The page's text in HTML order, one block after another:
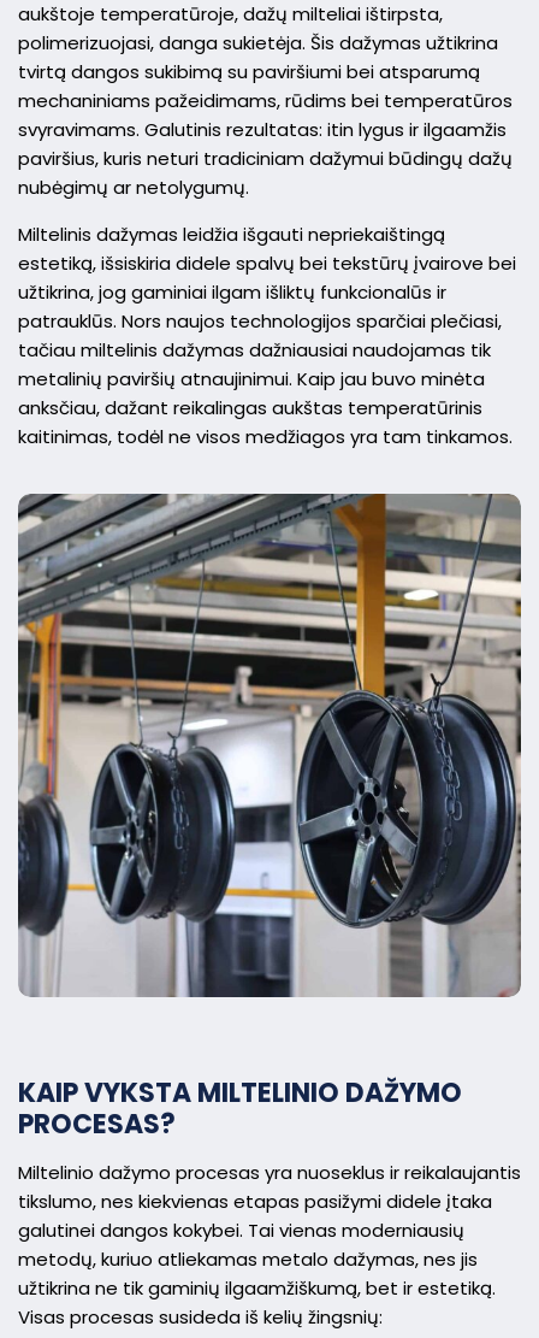
aukštoje temperatūroje, dažų milteliai ištirpsta,
polimerizuojasi, danga sukietėja. Šis dažymas užtikrina
tvirtą dangos sukibimą su paviršiumi bei atsparumą
mechaniniams pažeidimams, rūdims bei temperatūros
svyravimams. Galutinis rezultatas: itin lygus ir ilgaamžis
paviršius, kuris neturi tradiciniam dažymui būdingų dažų
nubėgimų ar netolygumų.
Miltelinis dažymas leidžia išgauti nepriekaištingą
estetiką, išsiskiria didele spalvų bei tekstūrų įvairove bei
užtikrina, jog gaminiai ilgam išliktų funkcionalūs ir
patrauklūs. Nors naujos technologijos sparčiai plečiasi,
tačiau miltelinis dažymas dažniausiai naudojamas tik
metalinių paviršių atnaujinimui. Kaip jau buvo minėta
anksčiau, dažant reikalingas aukštas temperatūrinis
kaitinimas, todėl ne visos medžiagos yra tam tinkamos.
KAIP VYKSTA MILTELINIO DAŽYMO
PROCESAS?
Miltelinio dažymo procesas yra nuoseklus ir reikalaujantis
tikslumo, nes kiekvienas etapas pasižymi didele įtaka
galutinei dangos kokybei. Tai vienas moderniausių
metodų, kuriuo atliekamas metalo dažymas, nes jis
užtikrina ne tik gaminių ilgaamžiškumą, bet ir estetiką.
Visas procesas susideda iš kelių žingsnių: